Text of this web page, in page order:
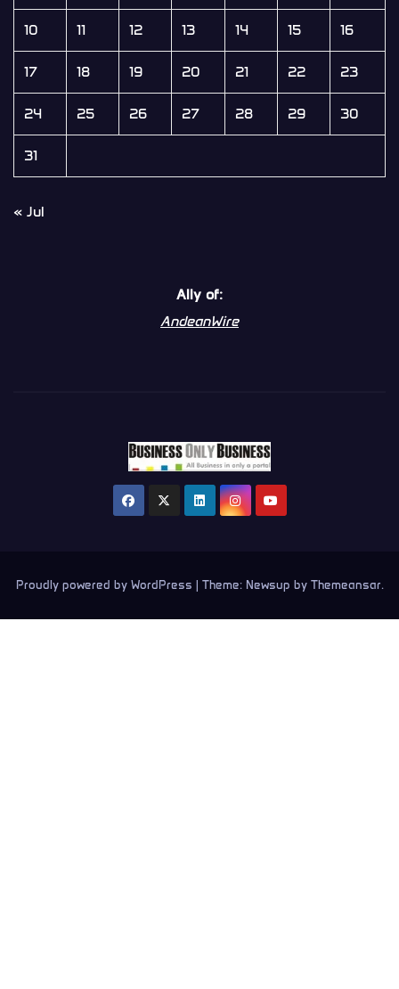
10 11 12 13 14 15 16
17 18 19 20 21 22 23
24 25 26 27 28 29 30
31
« Jul
Ally of:
AndeanWire
Proudly powered by WordPress Theme: Newsup by Themeansar.